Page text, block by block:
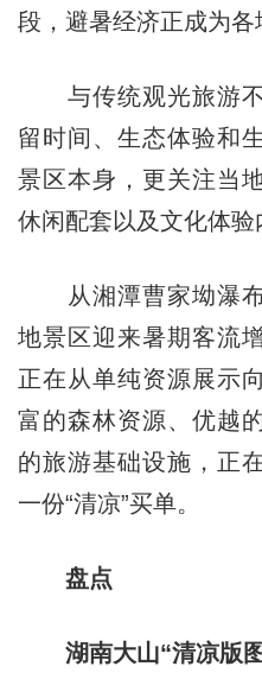
段，避暑经济正成为各
与传统观光旅游不
留时间、生态体验和
景区本身，更关注当
休闲配套以及文化体验
从湘潭曹家坳瀑布
地景区迎来暑期客流
正在从单纯资源展示
富的森林资源、优越
的旅游基础设施，正
一份“清凉”买单。
盘点
湖南大山“清凉版